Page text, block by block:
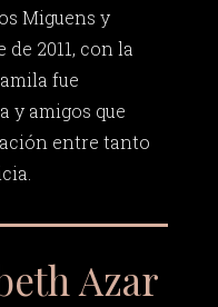
Miguens y
2011, con la
fue
y amigos que
entre tanto
Azar